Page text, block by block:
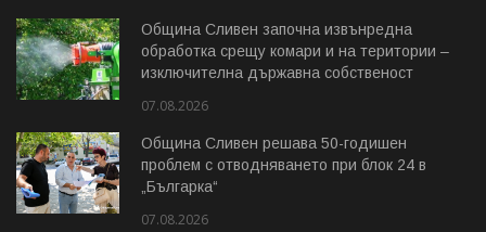
Община Сливен започна извънредна
обработка срещу комари и на територии –
изключителна държавна собственост
07.08.2026
Община Сливен решава 50-годишен
проблем с отводняването при блок 24 в
„Българка“
07.08.2026